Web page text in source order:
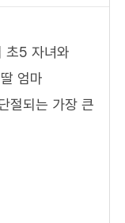
초5 자녀와
엄마
절되는 가장 큰